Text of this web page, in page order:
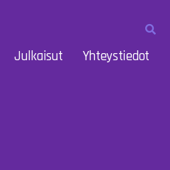
Julkaisut Yhteystiedot